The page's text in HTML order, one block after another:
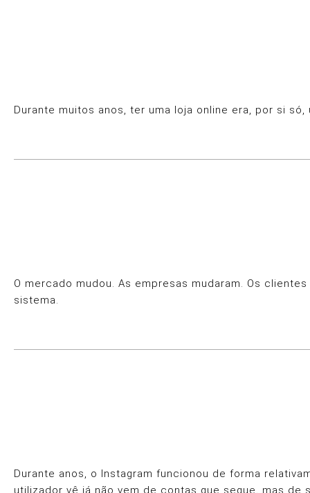
Durante muitos anos, ter uma loja online era, por si
O mercado mudou. As empresas mudaram. Os
sistema.
Durante anos, o Instagram funcionou de forma
utilizador vê já não vem de contas que segue, mas de